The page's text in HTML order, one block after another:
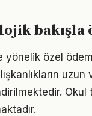
yönelik özel
Okul